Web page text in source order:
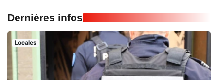
Dernières infos
Locales